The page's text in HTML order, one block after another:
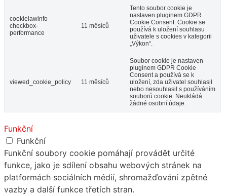
cookielawinfo-
checkbox-
performance
11 měsíců
Tento soubor cookie je
nastaven pluginem GDPR
Cookie Consent. Cookie se
používá k uložení souhlasu
uživatele s cookies v kategorii
„Výkon“.
viewed_cookie_policy 11 měsíců
Soubor cookie je nastaven
pluginem GDPR Cookie
Consent a používá se k
uložení, zda uživatel souhlasil
nebo nesouhlasil s používáním
souborů cookie. Neukládá
žádné osobní údaje.
Funkční
Funkční
Funkční soubory cookie pomáhají provádět určité
funkce, jako je sdílení obsahu webových stránek na
platformách sociálních médií, shromažďování zpětné
vazby a další funkce třetích stran.